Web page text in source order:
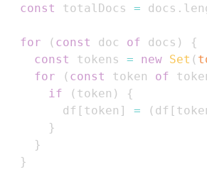
const
totalDocs = docs .
for ( const doc of docs )
{
const
tokens = new Set (
for
( const token of
if
( token )
{
        df
[ token ] = ( df [
}
}
}